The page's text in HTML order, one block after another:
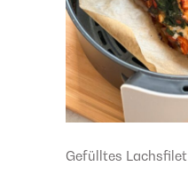
Gefülltes Lachsfilet